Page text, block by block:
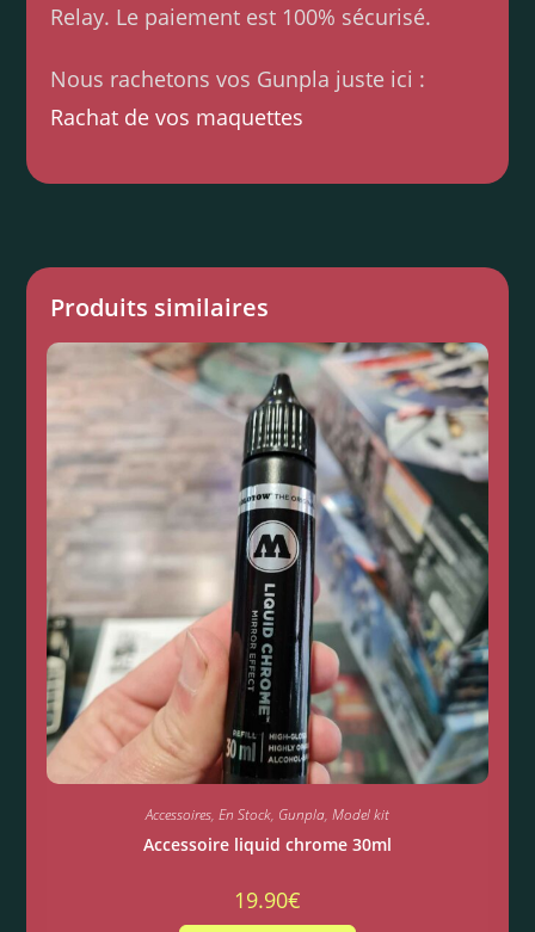
Relay. Le paiement est 100% sécurisé.
Nous rachetons vos Gunpla juste ici :
Rachat de vos maquettes
Produits similaires
Accessoires, En Stock, Gunpla, Model kit
Accessoire liquid chrome 30ml
19.90€